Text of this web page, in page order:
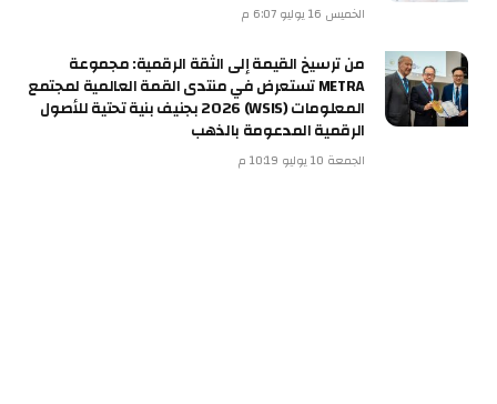
الخميس 16 يوليو 6:07 م
من ترسيخ القيمة إلى الثقة الرقمية: مجموعة
METRA تستعرض في منتدى القمة العالمية لمجتمع
المعلومات (WSIS) 2026 بجنيف بنية تحتية للأصول
الرقمية المدعومة بالذهب
الجمعة 10 يوليو 10:19 م